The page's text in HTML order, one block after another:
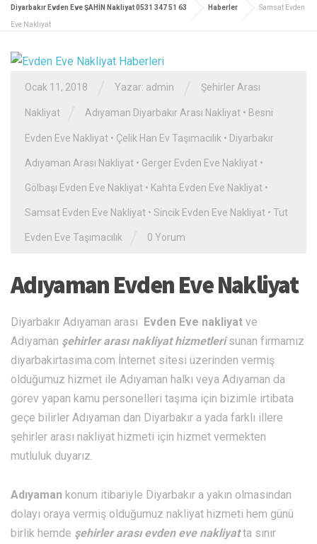
Diyarbakır Evden Eve ŞAHİN Nakliyat 0531 347 51 63 Haberler Samsat Evden
Eve Nakliyat
Ocak 11, 2018 Yazar: admin Şehirler Arası
Nakliyat Adıyaman Diyarbakır Arası Nakliyat • Besni
Evden Eve Nakliyat • Çelik Han Ev Taşımacılık • Diyarbakır
Adıyaman Arası Nakliyat • Gerger Evden Eve Nakliyat •
Gölbaşı Evden Eve Nakliyat • Kahta Evden Eve Nakliyat •
Samsat Evden Eve Nakliyat • Sincik Evden Eve Nakliyat • Tut
Evden Eve Taşımacılık 0 Yorum
Adıyaman Evden Eve Nakliyat
Diyarbakır Adıyaman arası Evden Eve nakliyat ve
Adıyaman şehirler arası nakliyat hizmetlerisunan firmamız
diyarbakirtasima.com İnternet sitesi üzerinden vermiş
olduğumuz hizmet ile Adıyaman halkı veya Adıyaman da
görev yapan kamu personelleri taşıma için bizimle irtibata
geçe bilirler Adıyaman dan Diyarbakır a yada farklı illere
şehirler arası nakliyat hizmeti için hizmet vermekten
mutluluk duyarız.
Adıyaman konum itibariyle Diyarbakır a yakın olmasından
dolayı oraya vermiş olduğumuz nakliyat hizmeti hem günü
birlik hemde şehirler arası evden eve nakliyatta sınır